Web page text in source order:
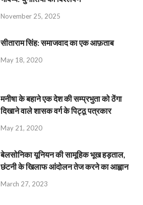
November 25, 2025
सीताराम सिंह: समाजवाद का एक आफ़ताब
May 18, 2020
मनीषा के बहाने एक देश की सम्प्रभुता को ठेंगा
दिखाने वाले शासक वर्ग के पिट्ठू पत्रकार
May 21, 2020
बेलसोनिका यूनियन की सामूहिक भूख हड़ताल,
छंटनी के खिलाफ आंदोलन तेज करने का आह्वान
March 27, 2023